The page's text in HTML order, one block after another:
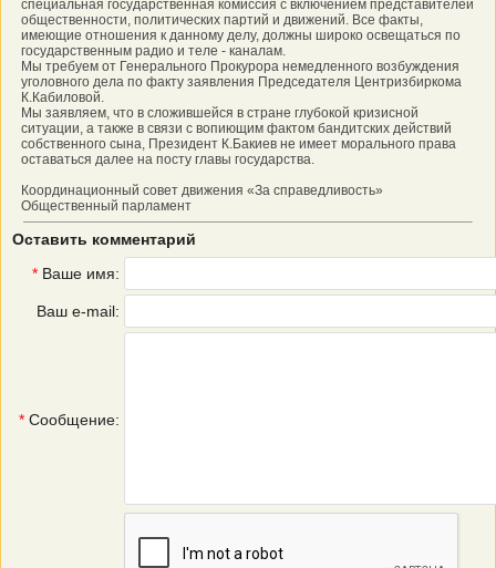
специальная государственная комиссия с включением представителей
общественности, политических партий и движений. Все факты,
имеющие отношения к данному делу, должны широко освещаться по
государственным радио и теле - каналам.
Мы требуем от Генерального Прокурора немедленного возбуждения
уголовного дела по факту заявления Председателя Центризбиркома
К.Кабиловой.
Мы заявляем, что в сложившейся в стране глубокой кризисной
ситуации, а также в связи с вопиющим фактом бандитских действий
собственного сына, Президент К.Бакиев не имеет морального права
оставаться далее на посту главы государства.
Координационный совет движения «За справедливость»
Общественный парламент
Оставить комментарий
* Ваше имя:
Ваш e-mail:
* Сообщение: